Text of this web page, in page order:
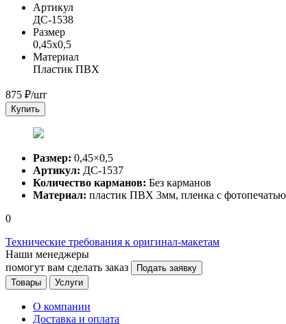
Артикул
ДС-1538
Размер
0,45x0,5
Материал
Пластик ПВХ
875 ₽/шт
Купить
Размер: 0,45×0,5
Артикул: ДС-1537
Количество карманов: Без карманов
Материал: пластик ПВХ 3мм, пленка с
0
Технические требования к оригинал-макетам
Наши менеджеры
помогут вам сделать заказ
Подать заявку
Товары
Услуги
О компании
Доставка и оплата